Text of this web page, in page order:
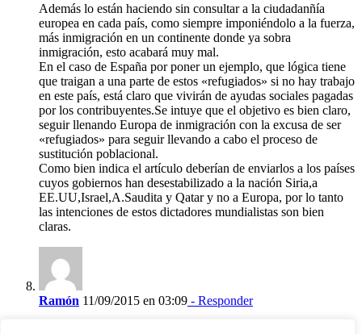
Además lo están haciendo sin consultar a la ciudadanñía
europea en cada país, como siempre imponiéndolo a la fuerza,
más inmigración en un continente donde ya sobra
inmigración, esto acabará muy mal.
En el caso de España por poner un ejemplo, que lógica tiene
que traigan a una parte de estos «refugiados» si no hay trabajo
en este país, está claro que vivirán de ayudas sociales pagadas
por los contribuyentes.Se intuye que el objetivo es bien claro,
seguir llenando Europa de inmigración con la excusa de ser
«refugiados» para seguir llevando a cabo el proceso de
sustitución poblacional.
Como bien indica el artículo deberían de enviarlos a los países
cuyos gobiernos han desestabilizado a la nación Siria,a
EE.UU,Israel,A.Saudita y Qatar y no a Europa, por lo tanto
las intenciones de estos dictadores mundialistas son bien
claras.
Ramón 11/09/2015 en 03:09 - Responder